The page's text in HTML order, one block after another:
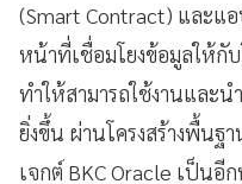
(Smart Contract) และแ
หน้าที่เชื่อมโยงข้อมูลให้กั
ทำให้สามารถใช้งานและน
ยิ่งขึ้น ผ่านโครงสร้างพื้น
เจกต์ BKC Oracle เป็น